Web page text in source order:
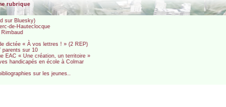
rubrique
sur Bluesky)
de-Hauteclocque
dictée « À vos lettres ! » (2 REP)
parents sur 10
EAC « Une création, un territoire »
handicapés en école à Colmar
sur les jeunes..